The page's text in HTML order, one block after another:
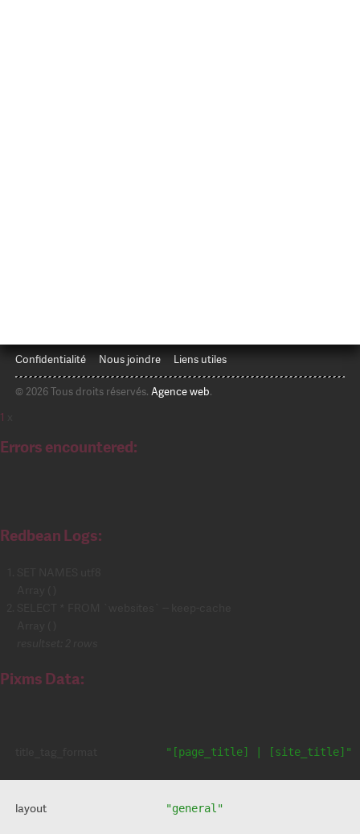
Confidentialité Nous joindre Liens utiles
© 2026 Tous droits réservés. Agence web.
1
Errors encountered:
Redbean Logs:
Pixms Data:
"[page_title] | [site_title]"
layout "general"